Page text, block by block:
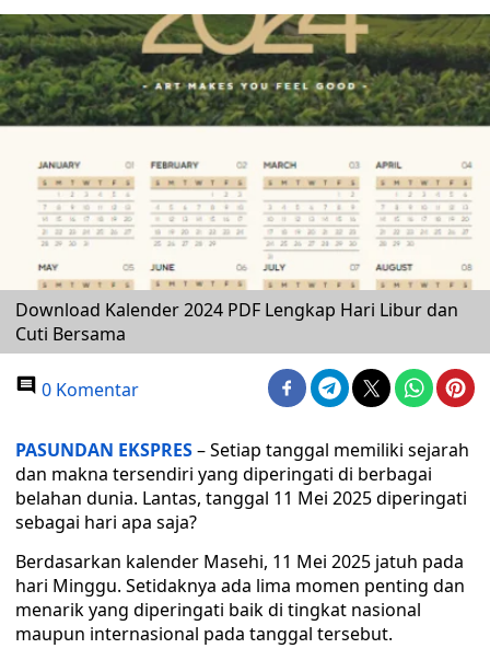
Download Kalender 2024 PDF Lengkap Hari Libur dan
Cuti Bersama
0 Komentar
PASUNDAN EKSPRES– Setiap tanggal memiliki sejarah
dan makna tersendiri yang diperingati di berbagai
belahan dunia. Lantas, tanggal 11 Mei 2025 diperingati
sebagai hari apa saja?
Berdasarkan kalender Masehi, 11 Mei 2025 jatuh pada
hari Minggu. Setidaknya ada lima momen penting dan
menarik yang diperingati baik di tingkat nasional
maupun internasional pada tanggal tersebut.